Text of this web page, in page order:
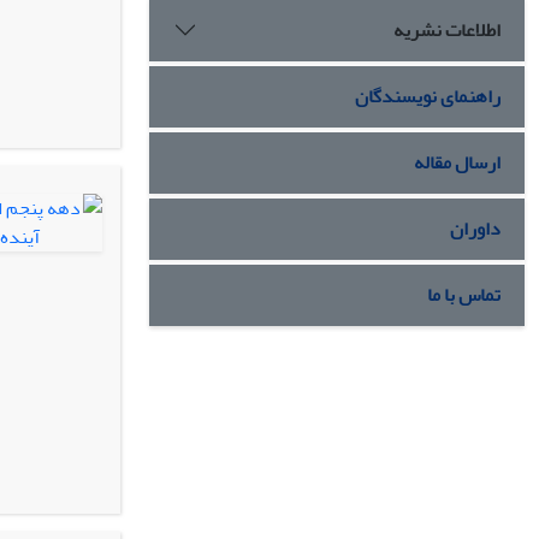
اطلاعات نشریه
راهنمای نویسندگان
ارسال مقاله
داوران
تماس با ما